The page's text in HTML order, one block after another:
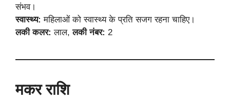
संभव।
स्वास्थ्य: महिलाओं को स्वास्थ्य के प्रति सजग रहना चाहिए।
लकी कलर: लाल,लकी नंबर: 2
मकर राशि